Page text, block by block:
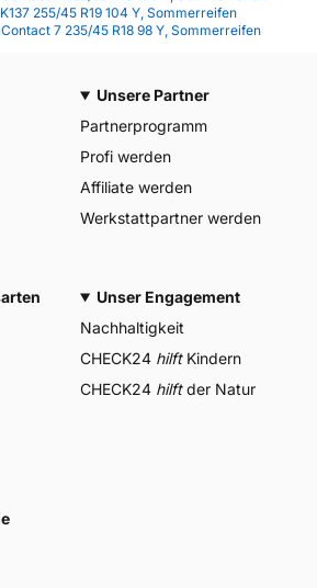
255/45 R19 104 Y, Sommerreifen
7 235/45 R18 98 Y, Sommerreifen
Unsere Partner
Partnerprogramm
Profi werden
Affiliate werden
Werkstattpartner werden
Unser Engagement
Nachhaltigkeit
CHECK24 hilftKindern
CHECK24 hilftder Natur